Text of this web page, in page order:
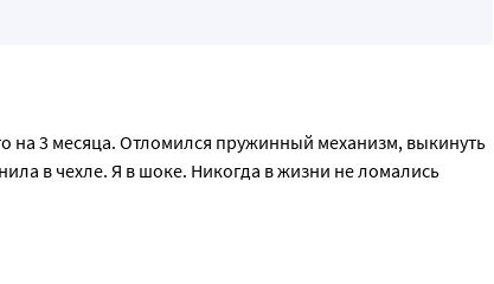
на 3 месяца. Отломился пружинный механизм, выкинуть
в чехле. Я в шоке. Никогда в жизни не ломались